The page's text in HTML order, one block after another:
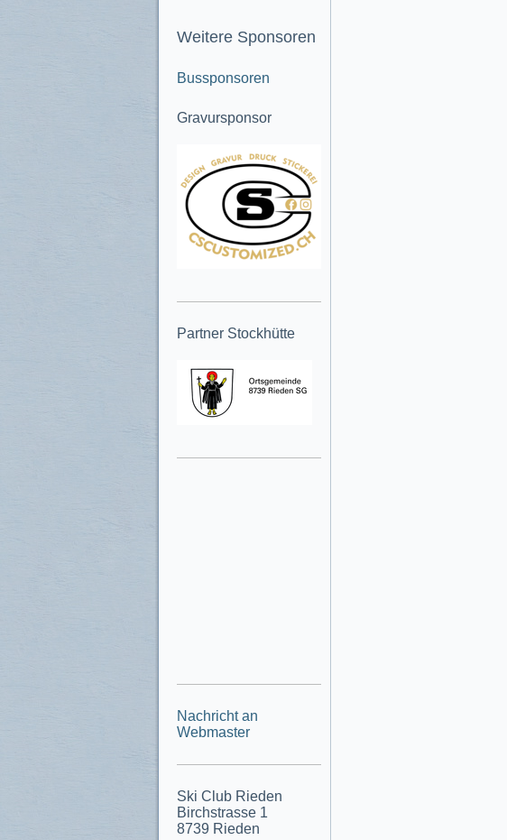
Weitere Sponsoren
Bussponsoren
Gravursponsor
Partner Stockhütte
Nachricht an
Webmaster
Ski Club Rieden
Birchstrasse 1
8739 Rieden